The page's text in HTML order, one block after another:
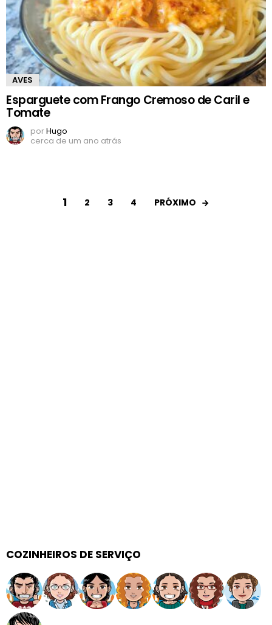
AVES
Esparguete com Frango Cremoso de Caril e
Tomate
porHugo
cerca de um ano atrás
1 2 3 4 PRÓXIMO
COZINHEIROS DE SERVIÇO